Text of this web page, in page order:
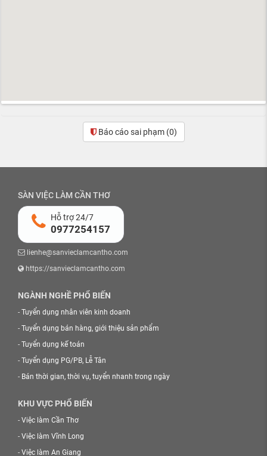
Báo cáo sai phạm (0)
SÀN VIỆC LÀM CẦN THƠ
Hỗ trợ 24/7
0977254157
lienhe@sanvieclamcantho.com
https://sanvieclamcantho.com
NGÀNH NGHỀ PHỔ BIẾN
- Tuyển dụng nhân viên kinh doanh
- Tuyển dụng bán hàng, giới thiệu sản phẩm
- Tuyển dụng kế toán
- Tuyển dụng PG/PB, Lễ Tân
- Bán thời gian, thời vụ, tuyển nhanh trong ngày
KHU VỰC PHỔ BIẾN
- Việc làm Cần Thơ
- Việc làm Vĩnh Long
- Việc làm An Giang